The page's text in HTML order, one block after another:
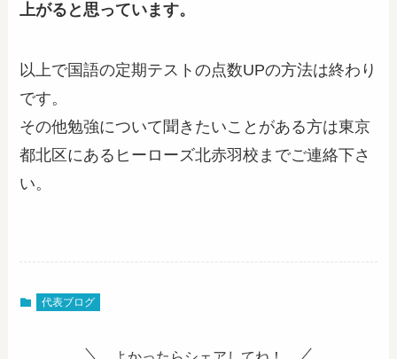
上がると思っています。
以上で国語の定期テストの点数UPの方法は終わり
です。
その他勉強について聞きたいことがある方は東京
都北区にあるヒーローズ北赤羽校までご連絡下さ
い。
代表ブログ